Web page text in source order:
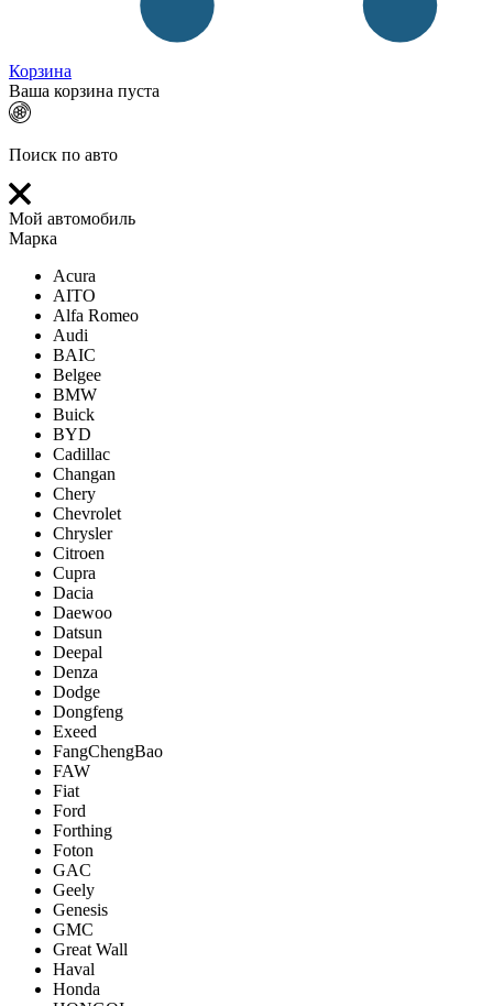
Корзина
Ваша корзина пуста
Поиск по авто
Мой автомобиль
Марка
Acura
AITO
Alfa Romeo
Audi
BAIC
Belgee
BMW
Buick
BYD
Cadillac
Changan
Chery
Chevrolet
Chrysler
Citroen
Cupra
Dacia
Daewoo
Datsun
Deepal
Denza
Dodge
Dongfeng
Exeed
FangChengBao
FAW
Fiat
Ford
Forthing
Foton
GAC
Geely
Genesis
GMC
Great Wall
Haval
Honda